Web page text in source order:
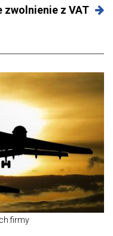
zwolnienie z VAT
firmy